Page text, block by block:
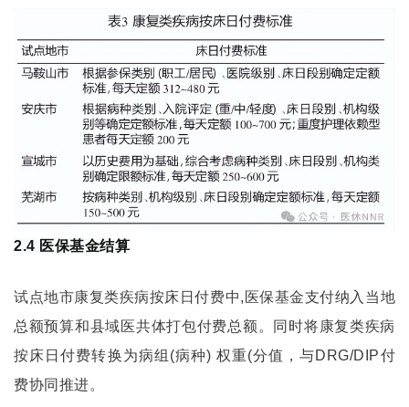
2.4 医保基金结算
试点地市康复类疾病按床日付费中,医保基金支付纳入当地
总额预算和县域医共体打包付费总额。同时将康复类疾病
按床日付费转换为病组(病种) 权重(分值，与DRG/DIP付
费协同推进。